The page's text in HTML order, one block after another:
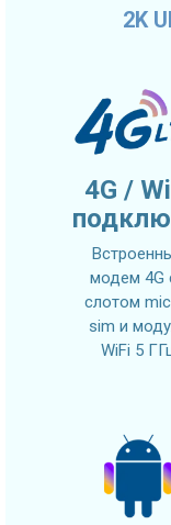
2K
4G /
модем 4G
слотом
sim и
WiFi 5